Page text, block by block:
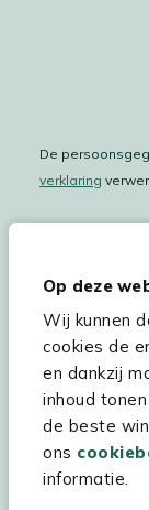
Op deze
Wij kunnen
cookies de
en dankzij
inhoud
de beste
ons
informatie.
De
verklaring
Hulp & service
Assortiment
Kees Smit
Experience